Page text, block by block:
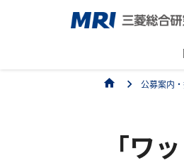
公募案内
「ワ